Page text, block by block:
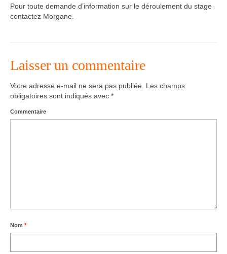
Pour toute demande d’information sur le déroulement du stage
contactez Morgane.
Laisser un commentaire
Votre adresse e-mail ne sera pas publiée.
Les champs
obligatoires sont indiqués avec *
Commentaire
Nom *